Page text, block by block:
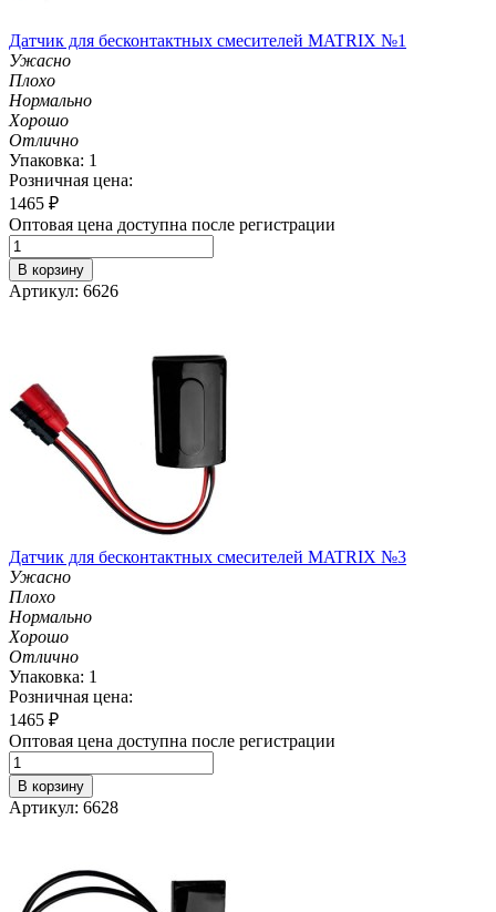
Датчик для бесконтактных смесителей MATRIX №1
Ужасно
Плохо
Нормально
Хорошо
Отлично
Упаковка: 1
Розничная цена:
1465 ₽
Оптовая цена доступна после регистрации
В корзину
Артикул: 6626
Датчик для бесконтактных смесителей MATRIX №3
Ужасно
Плохо
Нормально
Хорошо
Отлично
Упаковка: 1
Розничная цена:
1465 ₽
Оптовая цена доступна после регистрации
В корзину
Артикул: 6628